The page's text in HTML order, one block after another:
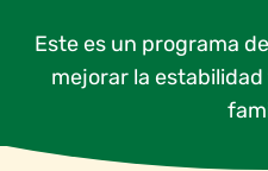
Este es un programa
mejorar la